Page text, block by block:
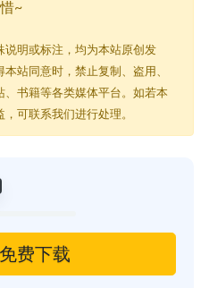
~
说明或标注，均为本站原创发
站同意时，禁止复制、盗用、
、书籍等各类媒体平台。如若本
可联系我们进行处理。
费下载